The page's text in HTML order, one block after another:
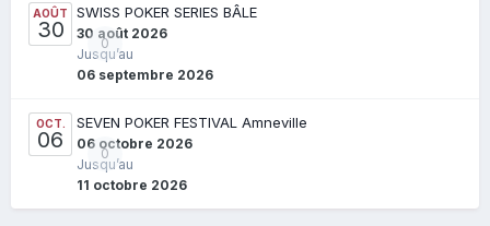
AOÛT
30
0
SWISS POKER SERIES BÂLE
30 août 2026
Jusqu’au
06 septembre 2026
OCT.
06
0
SEVEN POKER FESTIVAL Amneville
06 octobre 2026
Jusqu’au
11 octobre 2026